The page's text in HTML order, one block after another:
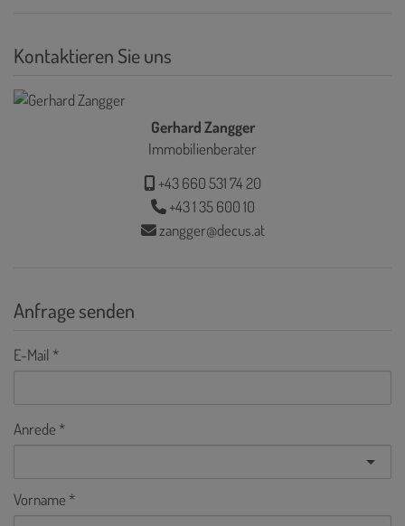
Kontaktieren Sie uns
Gerhard Zangger
Immobilienberater
+43 660 531 74 20
+43 1 35 600 10
zangger@decus.at
Anfrage senden
E-Mail
Anrede
Vorname